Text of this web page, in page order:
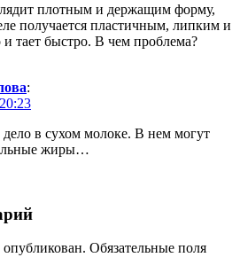
плотным и держащим форму,
получается пластичным, липким и
и тает быстро. В чем проблема?
:
дело в сухом молоке. В нем могут
жиры…
Обязательные поля